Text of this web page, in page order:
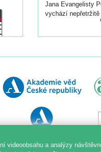
Jana Evangelisty
vychází nepřetržitě
a analýzy